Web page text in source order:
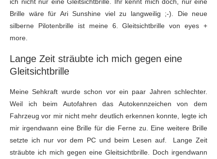
Brille wäre für Ari Sunshine viel zu langweilig ;-). Die neue
silberne Pilotenbrille ist meine 6. Gleitsichtbrille von eyes +
more.
Lange Zeit sträubte ich mich gegen eine
Gleitsichtbrille
Meine Sehkraft wurde schon vor ein paar Jahren schlechter.
Weil ich beim Autofahren das Autokennzeichen von dem
Fahrzeug vor mir nicht mehr deutlich erkennen konnte, legte ich
mir irgendwann eine Brille für die Ferne zu. Eine weitere Brille
setzte ich nur vor dem PC und beim Lesen auf. Lange Zeit
sträubte ich mich gegen eine Gleitsichtbrille. Doch irgendwann